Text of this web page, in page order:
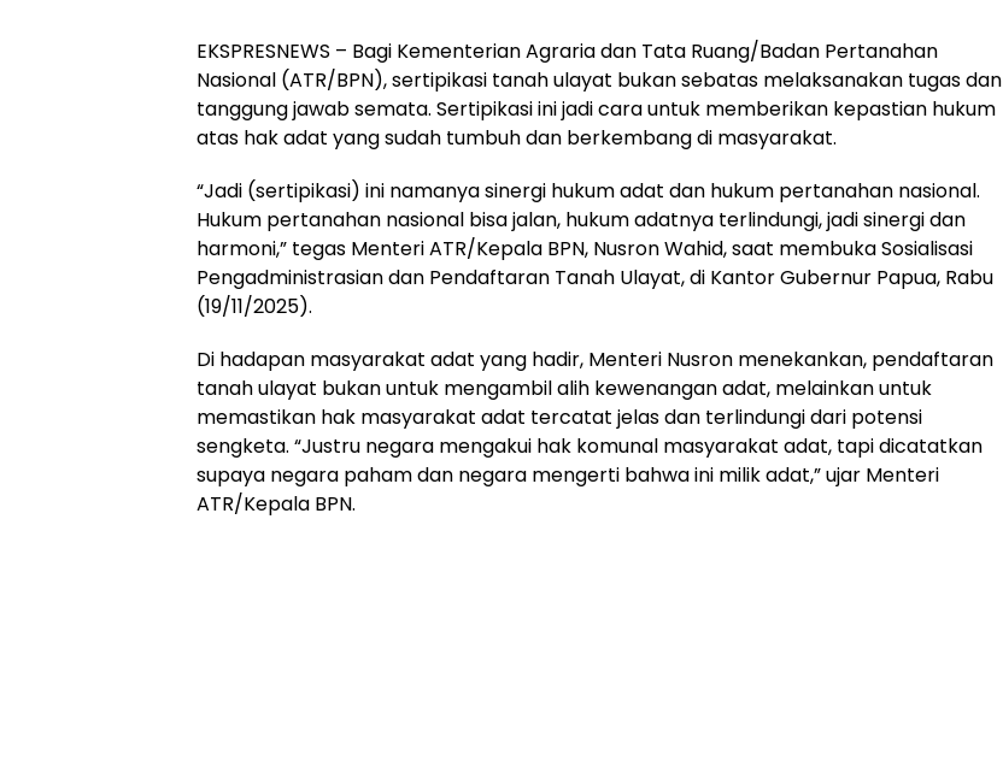
EKSPRESNEWS – Bagi Kementerian Agraria dan Tata Ruang/Badan Pertanahan
Nasional (ATR/BPN), sertipikasi tanah ulayat bukan sebatas melaksanakan tugas dan
tanggung jawab semata. Sertipikasi ini jadi cara untuk memberikan kepastian hukum
atas hak adat yang sudah tumbuh dan berkembang di masyarakat.
“Jadi (sertipikasi) ini namanya sinergi hukum adat dan hukum pertanahan nasional.
Hukum pertanahan nasional bisa jalan, hukum adatnya terlindungi, jadi sinergi dan
harmoni,” tegas Menteri ATR/Kepala BPN, Nusron Wahid, saat membuka Sosialisasi
Pengadministrasian dan Pendaftaran Tanah Ulayat, di Kantor Gubernur Papua, Rabu
(19/11/2025).
Di hadapan masyarakat adat yang hadir, Menteri Nusron menekankan, pendaftaran
tanah ulayat bukan untuk mengambil alih kewenangan adat, melainkan untuk
memastikan hak masyarakat adat tercatat jelas dan terlindungi dari potensi
sengketa. “Justru negara mengakui hak komunal masyarakat adat, tapi dicatatkan
supaya negara paham dan negara mengerti bahwa ini milik adat,” ujar Menteri
ATR/Kepala BPN.